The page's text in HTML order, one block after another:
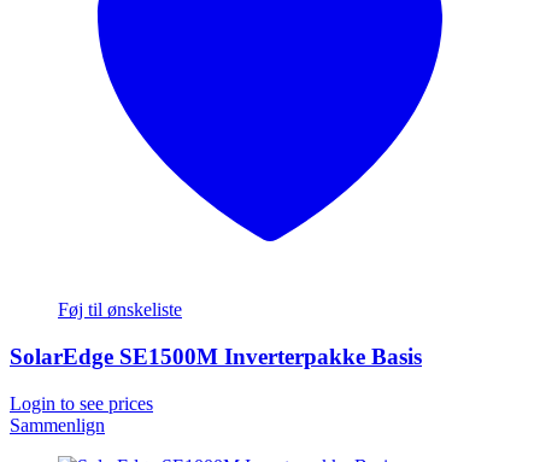
Føj til ønskeliste
SolarEdge SE1500M Inverterpakke Basis
Login to see prices
Sammenlign